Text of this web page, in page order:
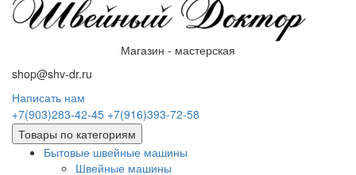
Магазин - мастерская
shop@shv-dr.ru
Написать нам
+7(903)283-42-45 +7(916)393-72-58
Товары по категориям
Бытовые швейные машины
Швейные машины